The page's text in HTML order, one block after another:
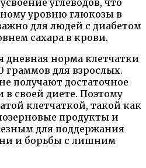
уровню глюкозы в
для людей с диабетом
сахара в крови.
дневная норма клетчатки
граммов для взрослых.
получают достаточное
в своей диете. Поэтому
клетчаткой, такой как
продукты и
для поддержания
и борьбы с лишним